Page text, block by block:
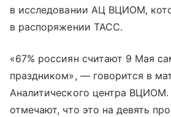
в исследовании АЦ ВЦИОМ,
в распоряжении ТАСС.
«67% россиян считают 9 Мая
праздником», — говорится в
Аналитического центра ВЦИОМ.
отмечают, что это на девять